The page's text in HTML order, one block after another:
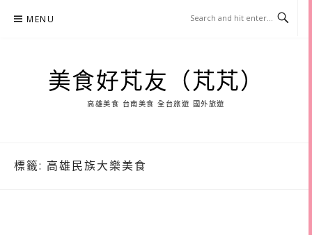
MENU
美食好芃友（芃芃）
高雄美食 台南美食 全台旅遊 國外旅遊
標籤: 高雄民族大樂美食